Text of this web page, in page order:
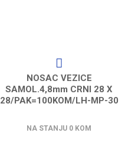
NOSAC VEZICE
SAMOL.4,8mm CRNI 28 X
28/PAK=100KOM/LH-MP-30
NA STANJU 0 KOM